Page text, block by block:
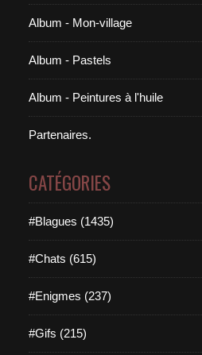
Album - Mon-village
Album - Pastels
Album - Peintures à l'huile
Partenaires.
CATÉGORIES
#Blagues (1435)
#Chats (615)
#Enigmes (237)
#Gifs (215)